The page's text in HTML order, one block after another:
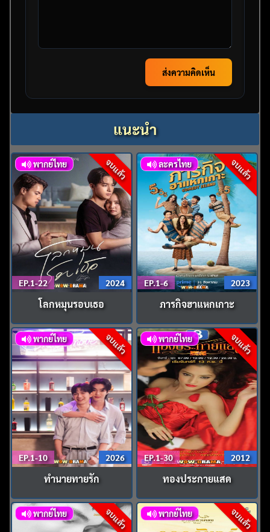
ส่งความคิดเห็น
แนะนำ
จบแล้ว
พากย์ไทย
EP.1-22 2024
โลกหมุนรอบเธอ
จบแล้ว
ละครไทย
EP.1-6 2023
ภารกิจฮาแหกเกาะ
จบแล้ว
พากย์ไทย
EP.1-10 2026
ทำนายทายรัก
จบแล้ว
พากย์ไทย
EP.1-30 2012
ทองประกายแสด
จบแล้ว
พากย์ไทย จบแล้ว
พากย์ไทย